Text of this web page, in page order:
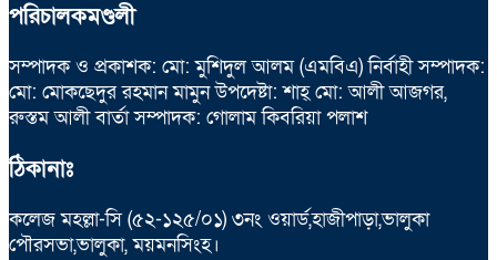
পরিচালকমণ্ডলী
সম্পাদক ও প্রকাশক: মো: মুশিদুল আলম (এমবিএ) নির্বাহী সম্পাদক:
মো: মোকছেদুর রহমান মামুন উপদেষ্টা: শাহ্ মো: আলী আজগর,
রুস্তম আলী বার্তা সম্পাদক: গোলাম কিবরিয়া পলাশ
ঠিকানাঃ
কলেজ মহল্লা-সি (৫২-১২৫/০১) ৩নং ওয়ার্ড,হাজীপাড়া,ভালুকা
পৌরসভা,ভালুকা, ময়মনসিংহ।